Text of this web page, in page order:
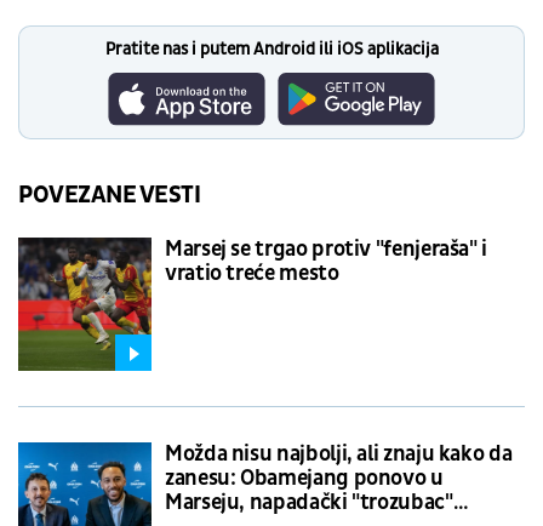
Pratite nas i putem Android ili iOS aplikacija
POVEZANE VESTI
Marsej se trgao protiv "fenjeraša" i
vratio treće mesto
Možda nisu najbolji, ali znaju kako da
zanesu: Obamejang ponovo u
Marseju, napadački "trozubac"